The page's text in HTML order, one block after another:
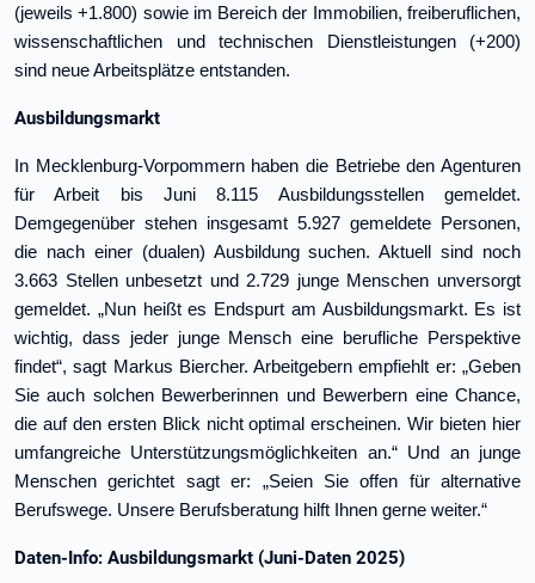
(jeweils +1.800) sowie im Bereich der Immobilien, freiberuflichen,
wissenschaftlichen und technischen Dienstleistungen (+200)
sind neue Arbeitsplätze entstanden.
Ausbildungsmarkt
In Mecklenburg-Vorpommern haben die Betriebe den Agenturen
für Arbeit bis Juni 8.115 Ausbildungsstellen gemeldet.
Demgegenüber stehen insgesamt 5.927 gemeldete Personen,
die nach einer (dualen) Ausbildung suchen. Aktuell sind noch
3.663 Stellen unbesetzt und 2.729 junge Menschen unversorgt
gemeldet. „Nun heißt es Endspurt am Ausbildungsmarkt. Es ist
wichtig, dass jeder junge Mensch eine berufliche Perspektive
findet“, sagt Markus Biercher. Arbeitgebern empfiehlt er: „Geben
Sie auch solchen Bewerberinnen und Bewerbern eine Chance,
die auf den ersten Blick nicht optimal erscheinen. Wir bieten hier
umfangreiche Unterstützungsmöglichkeiten an.“ Und an junge
Menschen gerichtet sagt er: „Seien Sie offen für alternative
Berufswege. Unsere Berufsberatung hilft Ihnen gerne weiter.“
Daten-Info: Ausbildungsmarkt (Juni-Daten 2025)